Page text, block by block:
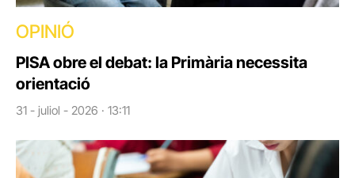
OPINIÓ
PISA obre el debat: la Primària necessita
orientació
31 - juliol - 2026 · 13:11